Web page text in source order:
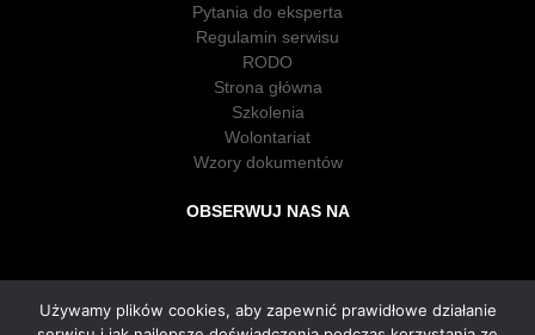
Pytania do eksperta
Regulamin serwisu
RODO
Strona główna
Szkolenia
Wolontariat
Wzory dokumentów
OBSERWUJ NAS NA
Używamy plików cookies, aby zapewnić prawidłowe działanie